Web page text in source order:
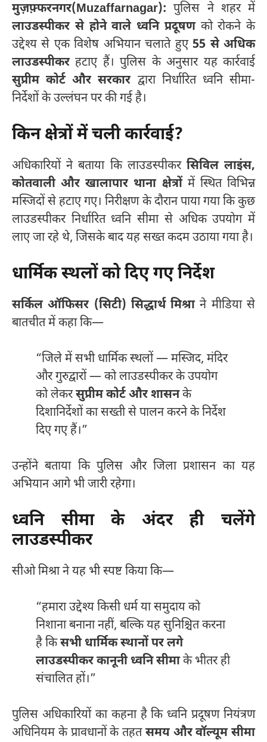
मुज़फ़्फरनगर(Muzaffarnagar): पुलिस ने शहर में
लाउडस्पीकर से होने वाले ध्वनि प्रदूषणको रोकने के
उद्देश्य से एक विशेष अभियान चलाते हुए55 से अधिक
लाउडस्पीकर हटाए हैं। पुलिस के अनुसार यह कार्रवाई
सुप्रीम कोर्ट और सरकार द्वारा निर्धारित ध्वनि सीमा-
निर्देशों के उल्लंघन पर की गई है।
किन क्षेत्रों में चली कार्रवाई?
अधिकारियों ने बताया कि लाउडस्पीकर सिविल लाइंस,
कोतवाली और खालापार थाना क्षेत्रोंमें स्थित विभिन्न
मस्जिदों से हटाए गए। निरीक्षण के दौरान पाया गया कि कुछ
लाउडस्पीकर निर्धारित ध्वनि सीमा से अधिक उपयोग में
लाए जा रहे थे, जिसके बाद यह सख्त कदम उठाया गया है।
धार्मिक स्थलों को दिए गए निर्देश
सर्किल ऑफिसर (सिटी) सिद्धार्थ मिश्राने मीडिया से
बातचीत में कहा कि—
“जिले में सभी धार्मिक स्थलों — मस्जिद, मंदिर
और गुरुद्वारों — को लाउडस्पीकर के उपयोग
को लेकरसुप्रीम कोर्ट और शासनके
दिशानिर्देशों का सख्ती से पालन करने के निर्देश
दिए गए हैं।”
उन्होंने बताया कि पुलिस और जिला प्रशासन का यह
अभियान आगे भी जारी रहेगा।
ध्वनि सीमा के अंदर ही चलेंगे
लाउडस्पीकर
सीओ मिश्रा ने यह भी स्पष्ट किया कि—
“हमारा उद्देश्य किसी धर्म या समुदाय को
निशाना बनाना नहीं, बल्कि यह सुनिश्चित करना
है किसभी धार्मिक स्थानों पर लगे
लाउडस्पीकर कानूनी ध्वनि सीमाके भीतर ही
संचालित हों।”
पुलिस अधिकारियों का कहना है कि ध्वनि प्रदूषण नियंत्रण
अधिनियम के प्रावधानों के तहतसमय और वॉल्यूम सीमा